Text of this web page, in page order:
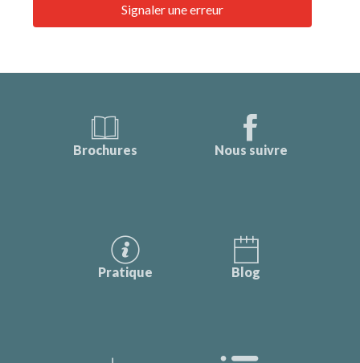
Signaler une erreur
Brochures Nous suivre
Pratique Blog